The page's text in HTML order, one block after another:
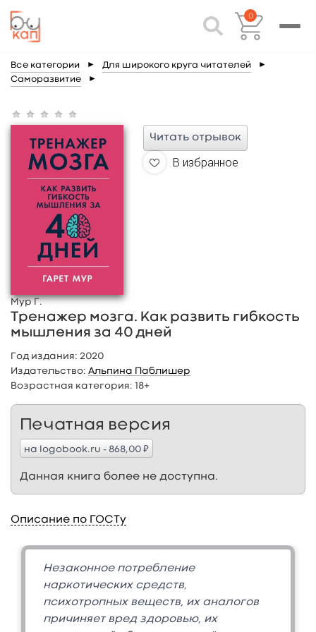
0
Все категории ► Для широкого круга читателей ►
Саморазвитие ►
Читать отрывок
В избранное
Мур Г.
Тренажер мозга. Как развить гибкость
мышления за 40 дней
Год издания: 2020
Издательство: Альпина Паблишер
Возрастная категория: 18+
Печатная версия
на logobook.ru - 868,00 ₽
Данная книга более не доступна.
Описание по ГОСТу
Незаконное потребление
наркотических средств,
психотропных веществ, их аналогов
причиняет вред здоровью, их